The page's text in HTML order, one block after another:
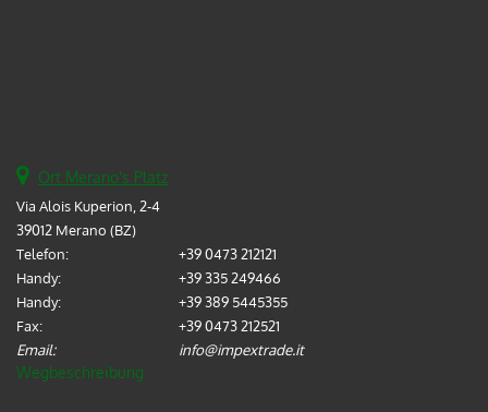
Ort Merano's Platz
Via Alois Kuperion, 2-4
39012 Merano (BZ)
Telefon:
+39 0473 212121
Handy:
+39 335 249466
Handy:
+39 389 5445355
Fax:
+39 0473 212521
Email:
info@impextrade.it
Wegbeschreibung